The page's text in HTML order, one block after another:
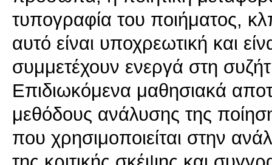
τυπογραφία του ποιήματος,
αυτό είναι υποχρεωτική και
συμμετέχουν ενεργά στη
Επιδιωκόμενα μαθησιακά
μεθόδους ανάλυσης της
που χρησιμοποιείται στην